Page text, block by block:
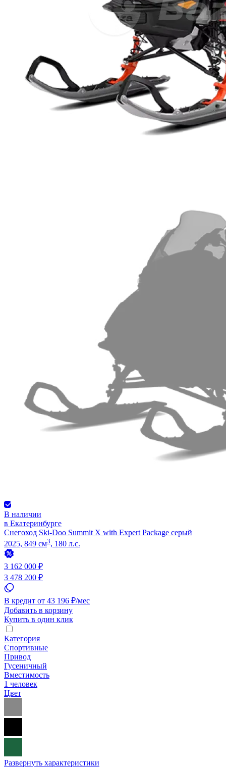
В наличии
в Екатеринбурге
Снегоход Ski-Doo Summit X with Expert Package серый
2025, 849 см3, 180 л.с.
3 162 000 ₽
3 478 200 ₽
В кредит от 43 196 ₽/мес
Добавить в корзину
Купить в один клик
Категория
Спортивные
Привод
Гусеничный
Вместимость
1 человек
Цвет
Развернуть характеристики